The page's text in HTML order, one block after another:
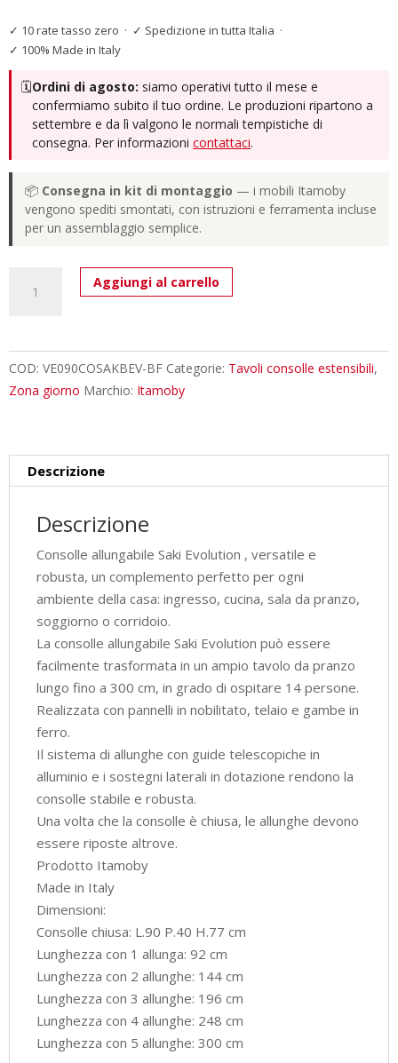
✓ 10 rate tasso zero · ✓ Spedizione in tutta Italia ·
✓ 100% Made in Italy
🗓️Ordini di agosto: siamo operativi tutto il mese e
confermiamo subito il tuo ordine. Le produzioni ripartono a
settembre e da lì valgono le normali tempistiche di
consegna. Per informazionicontattaci.
📦 Consegna in kit di montaggio — i mobili Itamoby
vengono spediti smontati, con istruzioni e ferramenta incluse
per un assemblaggio semplice.
allungabile
Saki
Evolution
quantità
Aggiungi al carrello
COD: VE090COSAKBEV-BF Categorie: Tavoli consolle estensibili,
Zona giorno Marchio: Itamoby
Descrizione
Descrizione
Consolle allungabile Saki Evolution , versatile e
robusta, un complemento perfetto per ogni
ambiente della casa: ingresso, cucina, sala da pranzo,
soggiorno o corridoio.
La consolle allungabile Saki Evolution può essere
facilmente trasformata in un ampio tavolo da pranzo
lungo fino a 300 cm, in grado di ospitare 14 persone.
Realizzata con pannelli in nobilitato, telaio e gambe in
ferro.
Il sistema di allunghe con guide telescopiche in
alluminio e i sostegni laterali in dotazione rendono la
consolle stabile e robusta.
Una volta che la consolle è chiusa, le allunghe devono
essere riposte altrove.
Prodotto Itamoby
Made in Italy
Dimensioni:
Consolle chiusa: L.90 P.40 H.77 cm
Lunghezza con 1 allunga: 92 cm
Lunghezza con 2 allunghe: 144 cm
Lunghezza con 3 allunghe: 196 cm
Lunghezza con 4 allunghe: 248 cm
Lunghezza con 5 allunghe: 300 cm